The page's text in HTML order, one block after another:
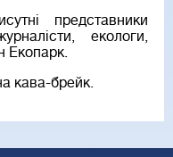
представники
екологи,
Екопарк.
кава-брейк.